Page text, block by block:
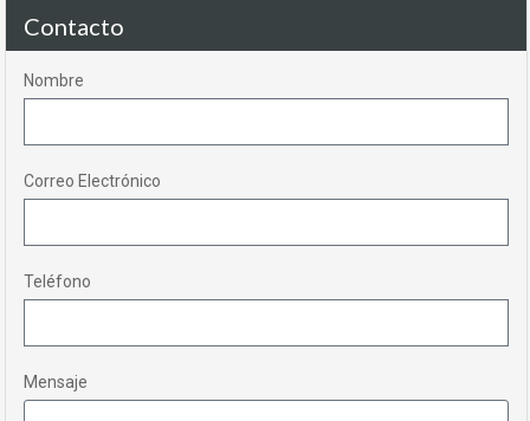
Contacto
Nombre
Correo Electrónico
Teléfono
Mensaje